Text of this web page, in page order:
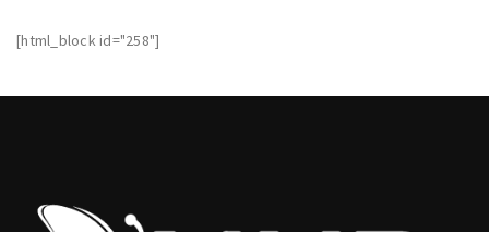
[html_block id="258"]